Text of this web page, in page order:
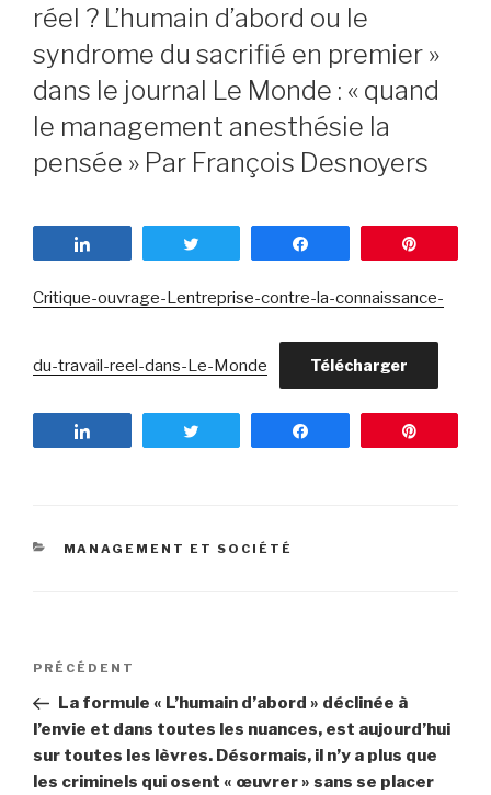
réel ? L’humain d’abord ou le
syndrome du sacrifié en premier »
dans le journal Le Monde : « quand
le management anesthésie la
pensée » Par François Desnoyers
Critique-ouvrage-Lentreprise-contre-la-connaissance-
du-travail-reel-dans-Le-Monde Télécharger
CATÉGORIES
MANAGEMENT ET SOCIÉTÉ
Navigation
l’article
Article
précédent
PRÉCÉDENT
La formule « L’humain d’abord » déclinée à
l’envie et dans toutes les nuances, est aujourd’hui
sur toutes les lèvres. Désormais, il n’y a plus que
les criminels qui osent « œuvrer » sans se placer